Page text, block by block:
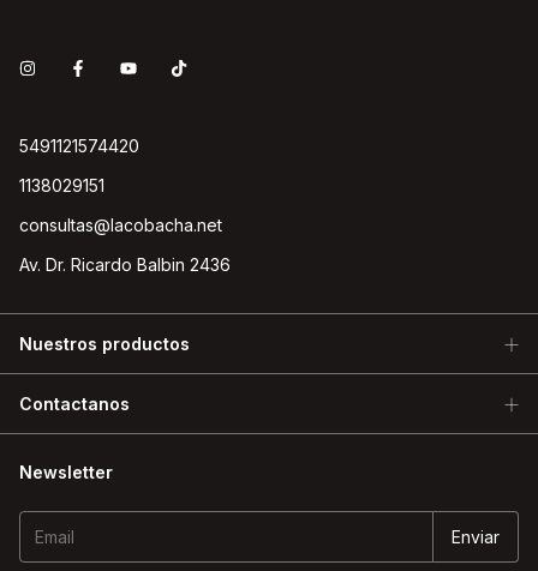
5491121574420
1138029151
consultas@lacobacha.net
Av. Dr. Ricardo Balbin 2436
Nuestros productos
Contactanos
Newsletter